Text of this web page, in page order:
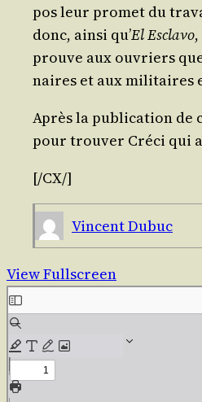
pos leur pro­met du
donc, ain­si qu’El Escla­vo
prouve aux ouvriers
naires et aux mili­taires
Après la publi­ca­tion de
pour trou­ver Cré­ci qui
[/​CX/​]
Vincent Dubuc
View Fullscreen